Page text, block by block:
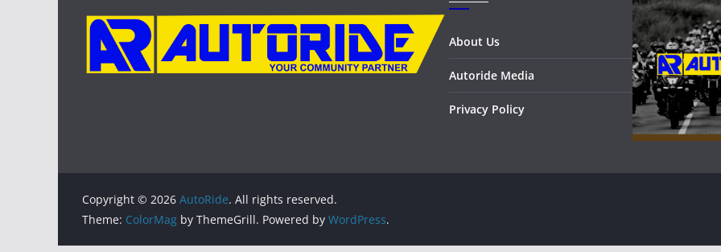
About Us
Autoride Media
Privacy Policy
Copyright © 2026 AutoRide. All rights reserved.
Theme: ColorMag by ThemeGrill. Powered by WordPress.